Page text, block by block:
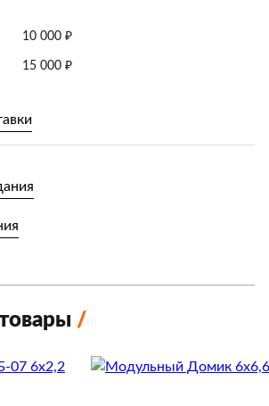
10 000 ₽
15 000 ₽